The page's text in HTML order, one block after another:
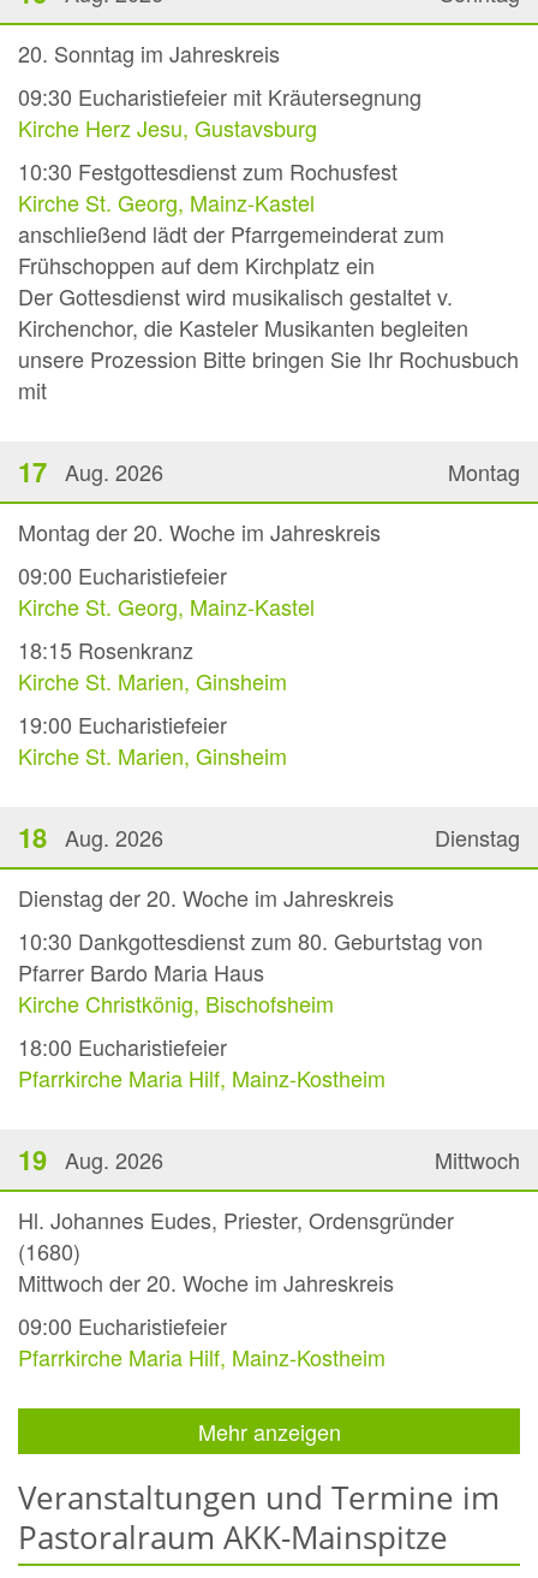
20. Sonntag im Jahreskreis
09:30 Eucharistiefeier mit Kräutersegnung
Kirche Herz Jesu, Gustavsburg
10:30 Festgottesdienst zum Rochusfest
Kirche St. Georg, Mainz-Kastel
anschließend lädt der Pfarrgemeinderat zum
Frühschoppen auf dem Kirchplatz ein
Der Gottesdienst wird musikalisch gestaltet v.
Kirchenchor, die Kasteler Musikanten begleiten
unsere Prozession Bitte bringen Sie Ihr Rochusbuch
mit
Montag
17 Aug. 2026
Montag der 20. Woche im Jahreskreis
09:00 Eucharistiefeier
Kirche St. Georg, Mainz-Kastel
18:15 Rosenkranz
Kirche St. Marien, Ginsheim
19:00 Eucharistiefeier
Kirche St. Marien, Ginsheim
Dienstag
18 Aug. 2026
Dienstag der 20. Woche im Jahreskreis
10:30 Dankgottesdienst zum 80. Geburtstag von
Pfarrer Bardo Maria Haus
Kirche Christkönig, Bischofsheim
18:00 Eucharistiefeier
Pfarrkirche Maria Hilf, Mainz-Kostheim
Mittwoch
19 Aug. 2026
Hl. Johannes Eudes, Priester, Ordensgründer
(1680)
Mittwoch der 20. Woche im Jahreskreis
09:00 Eucharistiefeier
Pfarrkirche Maria Hilf, Mainz-Kostheim
Mehr anzeigen
Veranstaltungen und Termine im
Pastoralraum AKK-Mainspitze